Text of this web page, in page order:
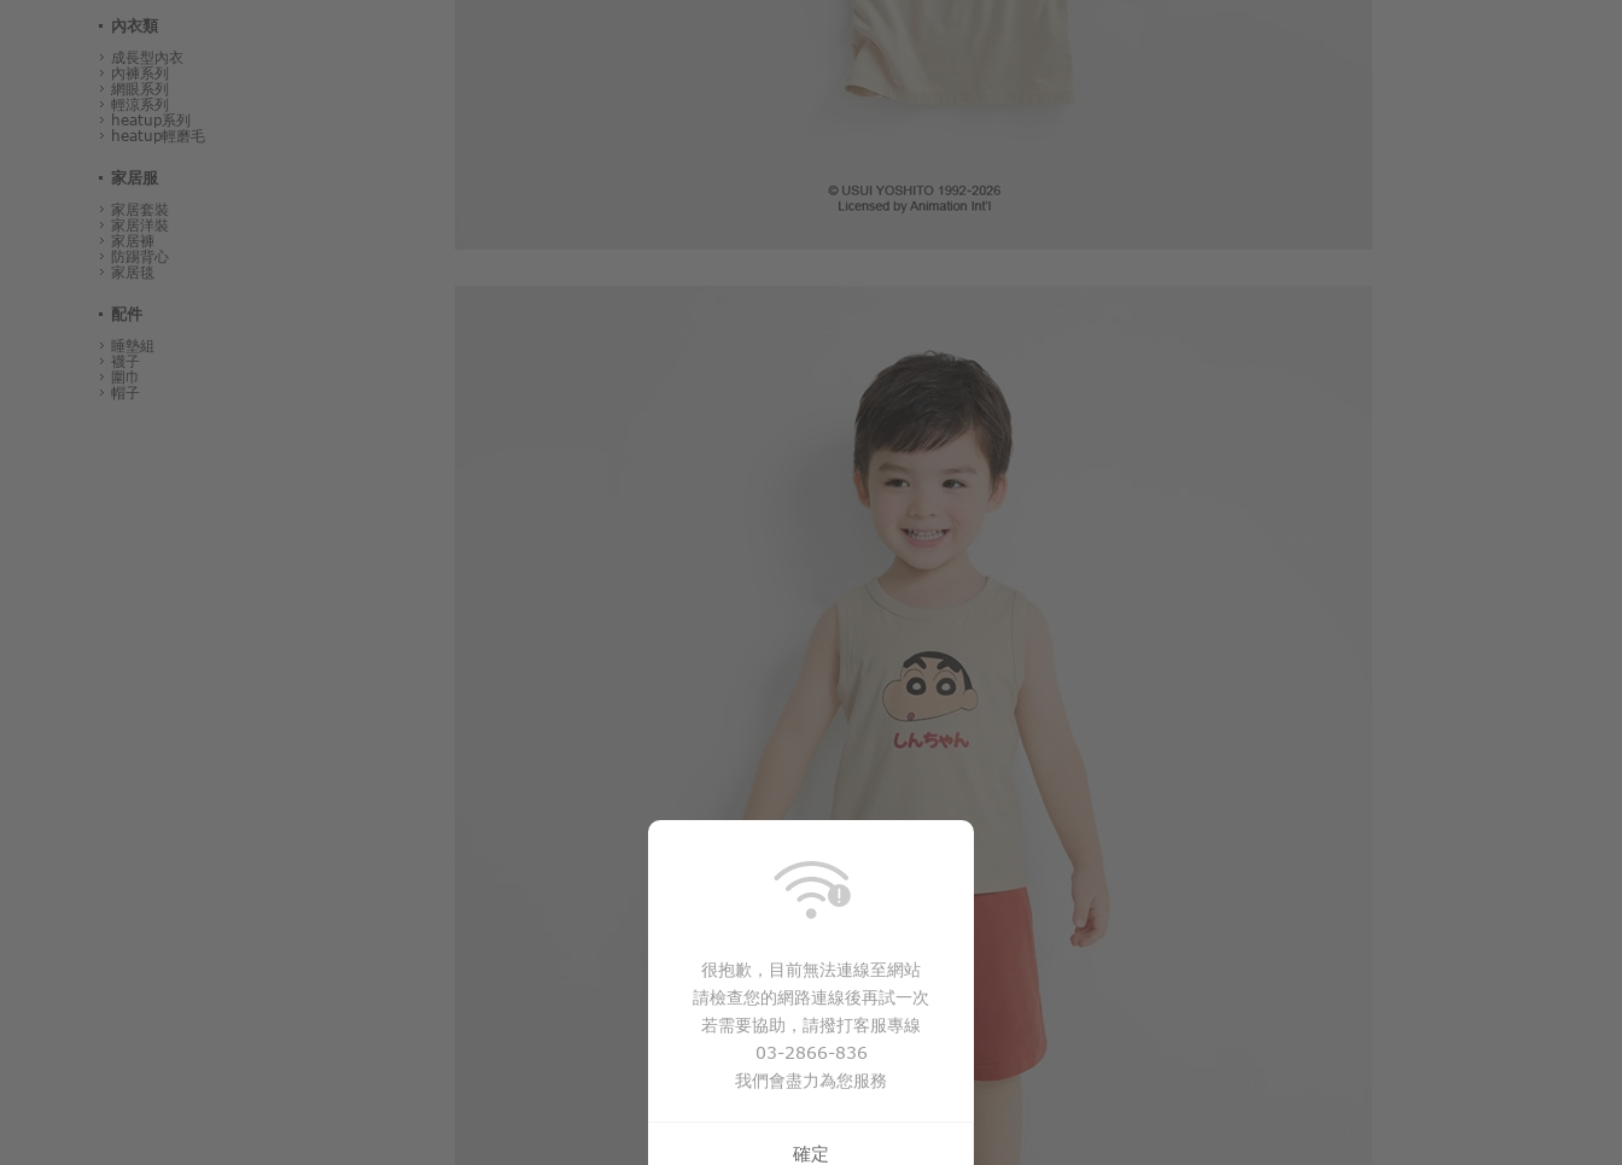
內衣類
成長型內衣
內褲系列
網眼系列
輕涼系列
heatup系列
heatup輕磨毛
家居服
家居套裝
家居洋裝
家居褲
防踢背心
家居毯
配件
睡墊組
襪子
圍巾
帽子
133
$ 169 $ 249
很抱歉，目前無法連線至網站
請檢查您的網路連線後再試一次
若需要協助，請撥打客服專線
03-2866-836
我們會盡力為您服務
確定